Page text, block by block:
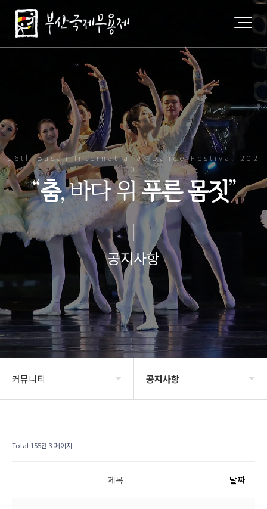
16th Busan Internatianal Dance Festival 202
0
“춤, 바다 위푸른 몸짓”
공지사항
커뮤니티
프로그램
공지사항
Total 155건 3 페이지
제목 날짜